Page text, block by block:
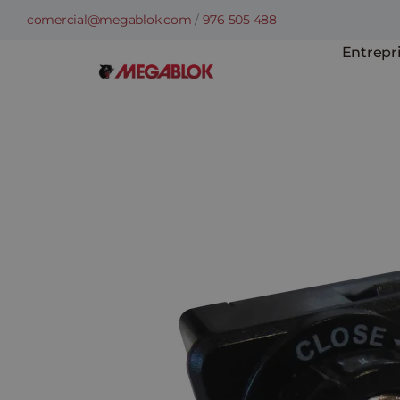
Skipcomercial@megablok.com / 976 505 488